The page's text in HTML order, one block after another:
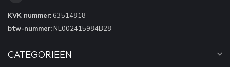
KVK nummer: 63514818
btw-nummer: NL002415984B28
CATEGORIEËN